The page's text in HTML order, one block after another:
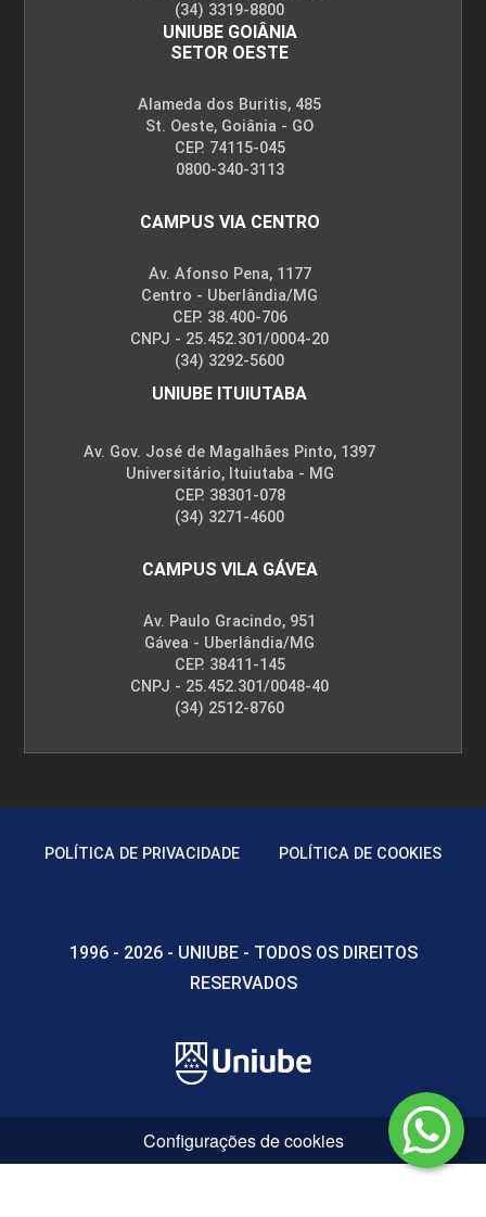
10h
Boas Práticas de Dispensação em
Farmácias e Drogarias
Reações Adversas aos
Medicamentosas
10h
Problemas Relacionados a
10h
Resultados Negativos Associados à
Medicação (RNM)
(34) 3319-8800
UNIUBE GOIÂNIA
SETOR OESTE
Alameda dos Buritis, 485
St. Oeste, Goiânia - GO
CEP. 74115-045
0800-340-3113
CAMPUS VIA CENTRO
Av. Afonso Pena, 1177
Centro - Uberlândia/MG
CEP. 38.400-706
CNPJ - 25.452.301/0004-20
(34) 3292-5600
UNIUBE ITUIUTABA
Av. Gov. José de Magalhães Pinto, 1397
Universitário, Ituiutaba - MG
CEP. 38301-078
(34) 3271-4600
CAMPUS VILA GÁVEA
Av. Paulo Gracindo, 951
Gávea - Uberlândia/MG
CEP. 38411-145
CNPJ - 25.452.301/0048-40
(34) 2512-8760
POLÍTICA DE PRIVACIDADE POLÍTICA DE COOKIES
1996 - 2026 - UNIUBE - TODOS OS DIREITOS
RESERVADOS
Configurações de cookies